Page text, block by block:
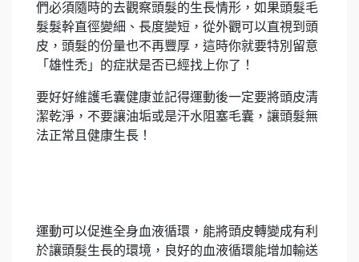
們必須隨時的去觀察頭髮的生長情形，如果頭髮毛
髮髮幹直徑變細、長度變短，從外觀可以直視到頭
皮，頭髮的份量也不再豐厚，這時你就要特別留意
「雄性禿」的症狀是否已經找上你了！
要好好維護毛囊健康並記得運動後一定要將頭皮清
潔乾淨，不要讓油垢或是汗水阻塞毛囊，讓頭髮無
法正常且健康生長！
運動可以促進全身血液循環，能將頭皮轉變成有利
於讓頭髮生長的環境，良好的血液循環能增加輸送